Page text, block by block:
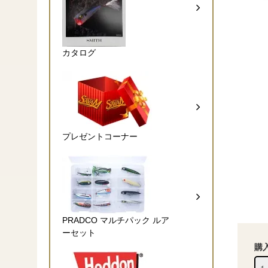
購
カタログ
プレゼントコーナー
PRADCO マルチパック ルア
ーセット